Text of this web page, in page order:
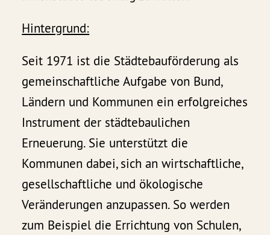
Hintergrund:
Seit 1971 ist die Städtebauförderung als
gemeinschaftliche Aufgabe von Bund,
Ländern und Kommunen ein erfolgreiches
Instrument der städtebaulichen
Erneuerung. Sie unterstützt die
Kommunen dabei, sich an wirtschaftliche,
gesellschaftliche und ökologische
Veränderungen anzupassen. So werden
zum Beispiel die Errichtung von Schulen,